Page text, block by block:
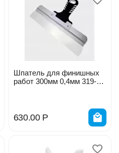
Шпатель для финишных
работ 300мм 0,4мм 319-
630.00 Р